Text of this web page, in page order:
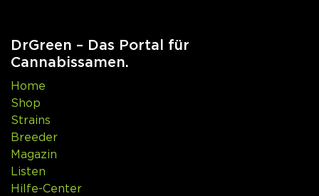
DrGreen – Das Portal für
Cannabissamen.
Home
Shop
Strains
Breeder
Magazin
Listen
Hilfe-Center